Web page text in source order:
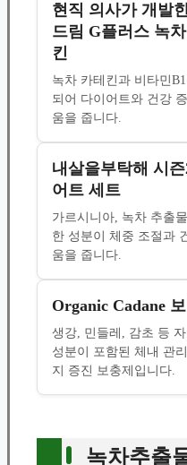
현직 의사가 개발
드림 G플러스 녹차
킨
녹차 카테킨과 비타민
되어 다이어트와 건강
움을 줍니다.
내살을부탁해 시즌
어트 세트
가르시니아, 녹차 추출
한 성분이 체중 조절과
움을 줍니다.
Organic Cadane 보
생강, 민들레, 감초 등 자
성분이 포함된 체내 관
지 증진 보충제입니다.
녹차추출